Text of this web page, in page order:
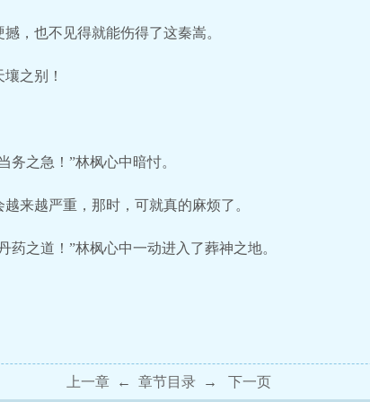
，也不见得就能伤得了这秦嵩。
之别！
务之急！”林枫心中暗忖。
来越严重，那时，可就真的麻烦了。
之道！”林枫心中一动进入了葬神之地。
上一章 ← 章节目录 → 下一页